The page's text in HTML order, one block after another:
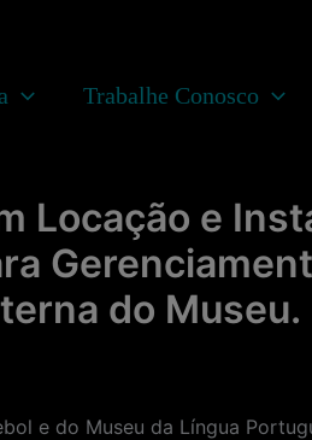
Trabalhe Conosco
Locação e
do Museu.
e do Museu da Língua